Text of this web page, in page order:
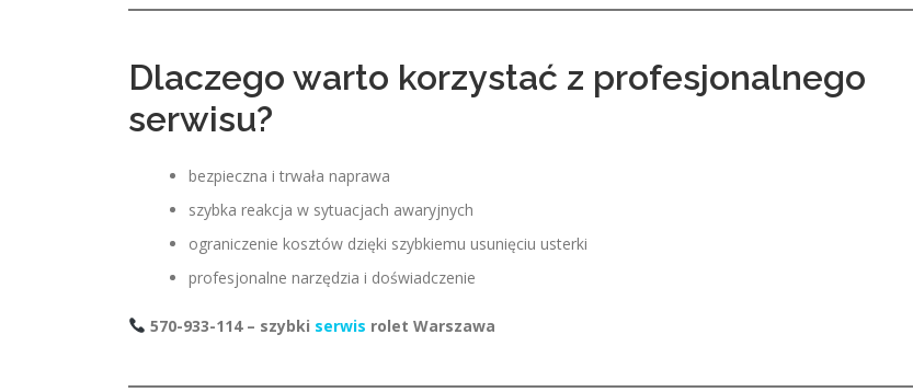
Dlaczego warto korzystać z profesjonalnego
serwisu?
bezpieczna i trwała naprawa
szybka reakcja w sytuacjach awaryjnych
ograniczenie kosztów dzięki szybkiemu usunięciu usterki
profesjonalne narzędzia i doświadczenie
570-933-114 – szybki serwis rolet Warszawa